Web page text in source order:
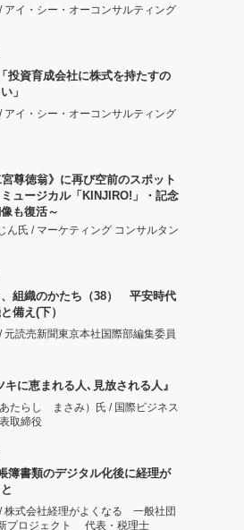
アイ・シー・オーコンサルティング
資育成会社に株式を持たすの
」
アイ・シー・オーコンサルティング
尊徳翁》に再び空前のスポット
ュージカル「KINJIRO!」・記念
も復活～
ん氏 / マーケティング コンサルタン
、組織のかたち（38） 平安時代
備え(下）
元読売新聞東京本社国際部編集委員
キに恵まれる人､見放される人』
たらし まさみ）氏 / 国際ビジネス
取締役
書類のデジタル化後に経理が
株式会社経理がよくなる 一般社団
プロジェクト 代表・税理士